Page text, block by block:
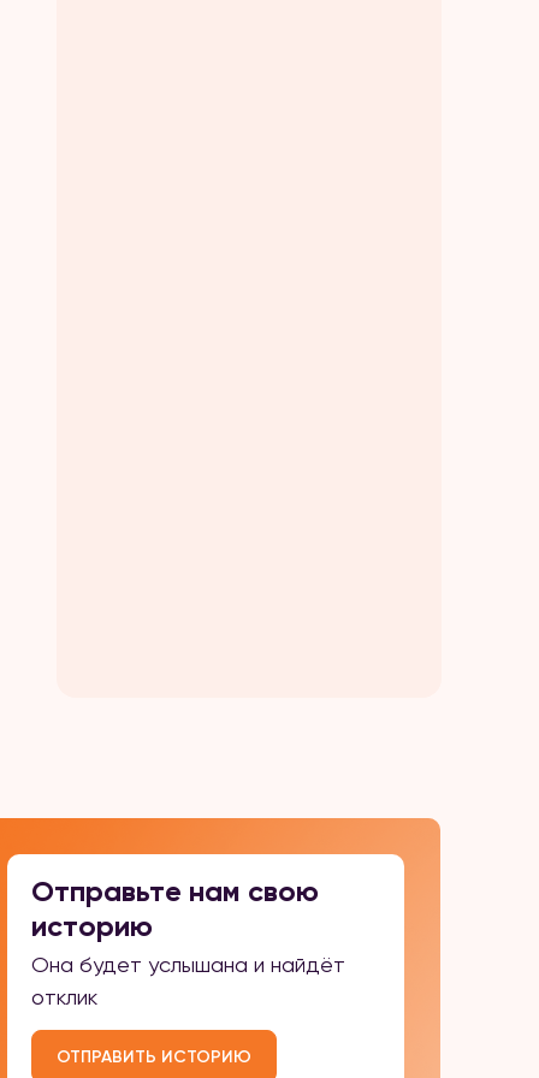
Отправьте нам свою
историю
Она будет услышана и найдёт
отклик
ОТПРАВИТЬ ИСТОРИЮ